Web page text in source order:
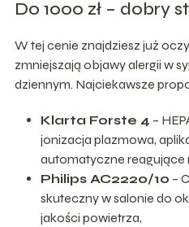
Do 1000 zł – dobry
W tej cenie znajdziesz już
zmniejszają objawy alergii w
dziennym. Najciekawsze
Klarta Forste 4 –
jonizacja plazmowa,
automatyczne reagujące
Philips AC2220/10 –
skuteczny w salonie do
jakości powietrza,